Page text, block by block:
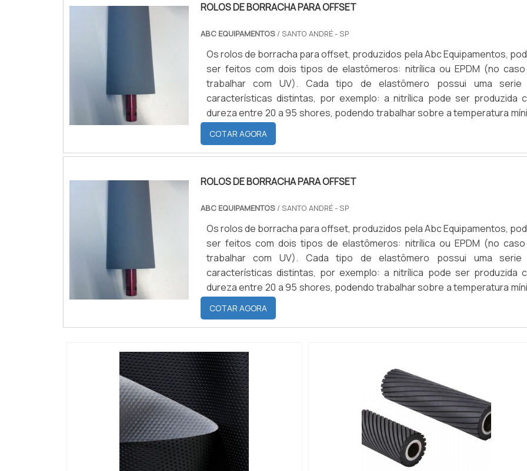
ROLOS DE BORRACHA PARA OFFSET
ABC EQUIPAMENTOS / SANTO ANDRÉ - SP
Os rolos de borracha para offset, produzidos pela Abc Equipamentos,
ser feitos com dois tipos de elastômeros: nitrílica ou EPDM (no
trabalhar com UV). Cada tipo de elastômero possui uma serie
características distintas, por exemplo: a nitrílica pode ser produzida
dureza entre 20 a 95 shores, podendo trabalhar sobre a temperatura
de -30°C e máximas de 120°C, possui excelente resistência a abrasão,
resistênc...
COTAR AGORA
ROLOS DE BORRACHA PARA OFFSET
ABC EQUIPAMENTOS / SANTO ANDRÉ - SP
Os rolos de borracha para offset, produzidos pela Abc Equipamentos,
ser feitos com dois tipos de elastômeros: nitrílica ou EPDM (no
trabalhar com UV). Cada tipo de elastômero possui uma serie
características distintas, por exemplo: a nitrílica pode ser produzida
dureza entre 20 a 95 shores, podendo trabalhar sobre a temperatura
de -30°C e máximas de 120°C, possui excelente resistência a abrasão,
resistência de aderência a metais, resistência ao rasgamento,
perante compressão, resiliência e permeabilidade dos gases, e
NITRILICAA borracha nitrílica também possui boa resistência aos
diluídos e concentrados. Em relação aos solventes, a borracha
utilizada para revestir os cilindros para rotativas, possui
resistência a: Hidrocarbonetos alifáticos; Boa resistência a
lubrificantes; Hidrocarbonetos aromáticos; Pouca resistência
oxigenados.ENTENDA MELHOR A QUALIDADE DOS ROLOS DE
PARA OFFSETJá os rolos de borracha feitos com EPDM, possuem como
atribuição, segundo a tabela comparativa para aplicação de
COTAR AGORA